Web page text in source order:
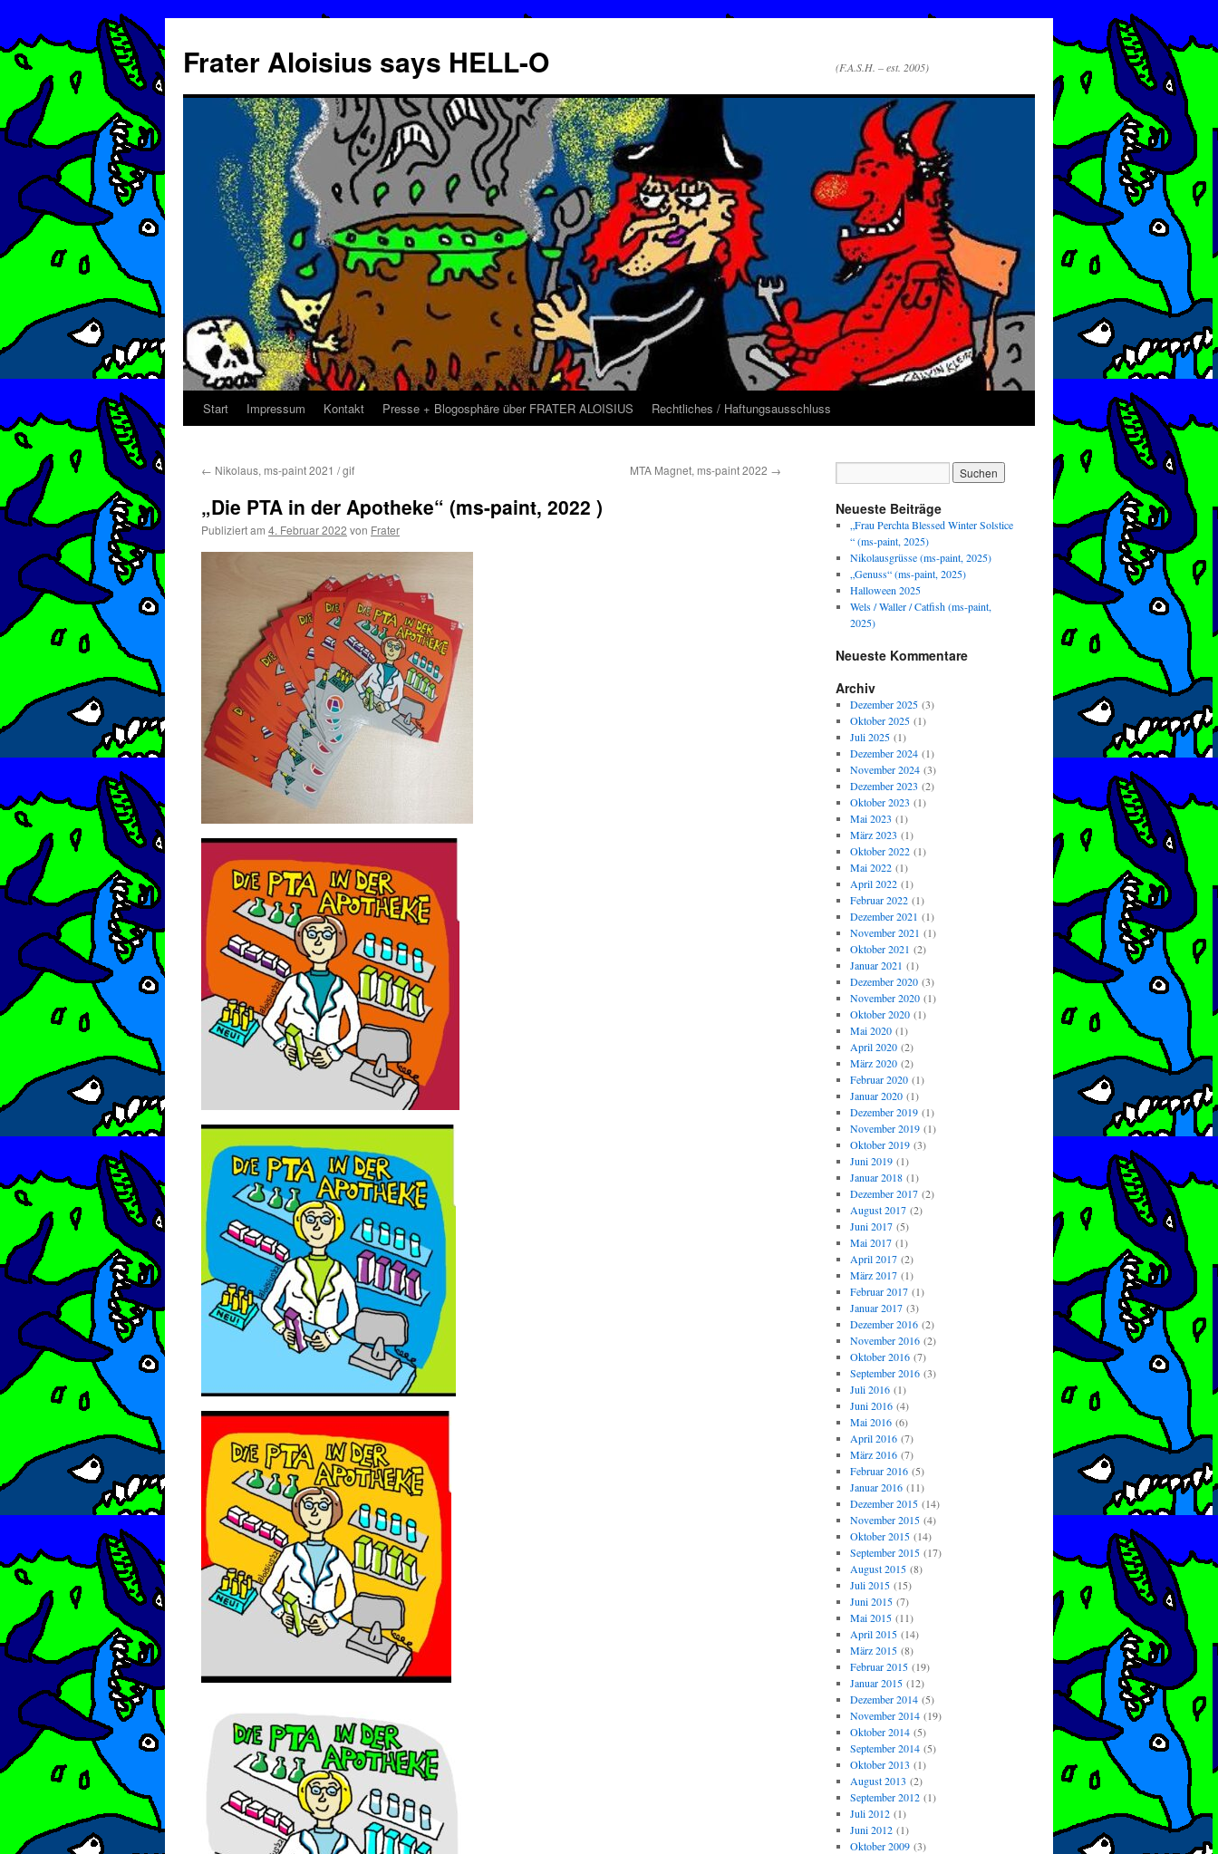
Frater Aloisius says HELL-O (F.A.S.H. – est. 2005)
Zum
springen
Start Impressum Kontakt Presse + Blogosphäre über FRATER ALOISIUS Rechtliches / Haftungsausschluss
← Nikolaus, ms-paint 2021 / gif MTA Magnet, ms-paint 2022 →
„Die PTA in der Apotheke“ (ms-paint, 2022 )
Publiziert am 4. Februar 2022 von Frater
Neueste Beiträge
„Frau Perchta Blessed Winter Solstice
“ (ms-paint, 2025)
Nikolausgrüsse (ms-paint, 2025)
„Genuss“ (ms-paint, 2025)
Halloween 2025
Wels / Waller / Catfish (ms-paint,
2025)
Neueste Kommentare
Archiv
Dezember 2025(3)
Oktober 2025(1)
Juli 2025(1)
Dezember 2024(1)
November 2024(3)
Dezember 2023 (2)
Oktober 2023 (1)
Mai 2023 (1)
März 2023 (1)
Oktober 2022(1)
Mai 2022(1)
April 2022(1)
Februar 2022(1)
Dezember 2021 (1)
November 2021 (1)
Oktober 2021 (2)
Januar 2021 (1)
Dezember 2020(3)
November 2020(1)
Oktober 2020(1)
Mai 2020(1)
April 2020(2)
März 2020(2)
Februar 2020(1)
Januar 2020(1)
Dezember 2019(1)
November 2019(1)
Oktober 2019(3)
Juni 2019(1)
Januar 2018(1)
Dezember 2017(2)
August 2017(2)
Juni 2017(5)
Mai 2017(1)
April 2017(2)
März 2017(1)
Februar 2017(1)
Januar 2017(3)
Dezember 2016(2)
November 2016(2)
Oktober 2016(7)
September 2016(3)
Juli 2016(1)
Juni 2016(4)
Mai 2016(6)
April 2016(7)
März 2016(7)
Februar 2016(5)
Januar 2016(11)
Dezember 2015(14)
November 2015(4)
Oktober 2015(14)
September 2015(17)
August 2015(8)
Juli 2015(15)
Juni 2015(7)
Mai 2015(11)
April 2015(14)
März 2015(8)
Februar 2015(19)
Januar 2015(12)
Dezember 2014(5)
November 2014(19)
Oktober 2014(5)
September 2014(5)
Oktober 2013 (1)
August 2013 (2)
September 2012(1)
Juli 2012(1)
Juni 2012(1)
Oktober 2009(3)